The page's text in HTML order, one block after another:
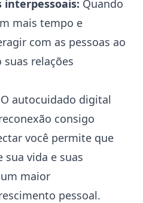
interpessoais: Quando
mais tempo e
com as pessoas ao
relações
O autocuidado digital
consigo
você permite que
vida e suas
maior
pessoal.